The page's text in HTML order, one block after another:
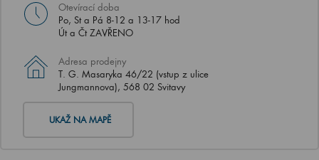
Otevírací doba
Po, St a Pá 8-12 a 13-17 hod
Út a Čt ZAVŘENO
Adresa prodejny
T. G. Masaryka 46/22 (vstup z ulice
Jungmannova), 568 02 Svitavy
UKAŽ NA MAPĚ